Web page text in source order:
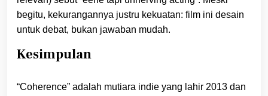
begitu, kekurangannya justru kekuatan: film ini desain
untuk debat, bukan jawaban mudah.
Kesimpulan
“Coherence” adalah mutiara indie yang lahir 2013 dan